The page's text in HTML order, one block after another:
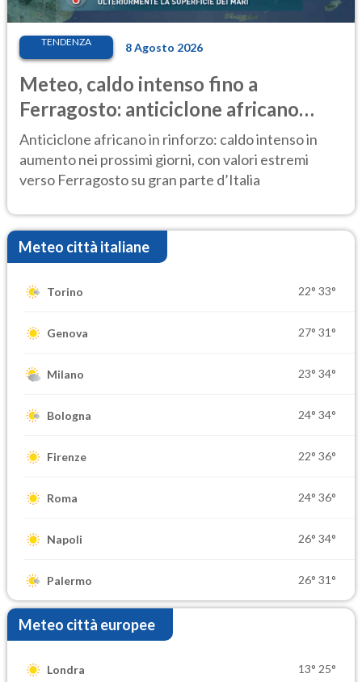
TENDENZA 8 Agosto 2026
Meteo, caldo intenso fino a
Ferragosto: anticiclone africano
ancora protagonista
Anticiclone africano in rinforzo: caldo intenso in
aumento nei prossimi giorni, con valori estremi
verso Ferragosto su gran parte d’Italia
Meteo città italiane
Torino 22° 33°
Genova 27° 31°
Milano 23° 34°
Bologna 24° 34°
Firenze 22° 36°
Roma 24° 36°
Napoli 26° 34°
Palermo 26° 31°
Meteo città europee
Londra 13° 25°